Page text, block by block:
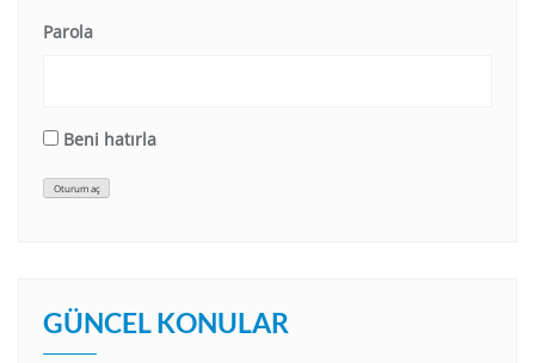
Parola
Beni hatırla
Oturum aç
GÜNCEL KONULAR